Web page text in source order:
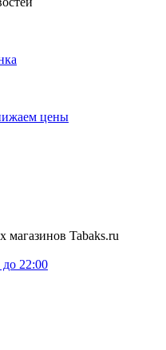
цены
магазинов Tabaks.ru
22:00